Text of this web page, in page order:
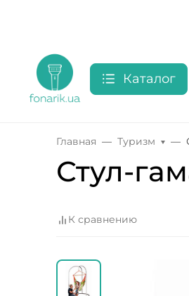
Каталог
Главная Туризм
Стул-
К сравнению